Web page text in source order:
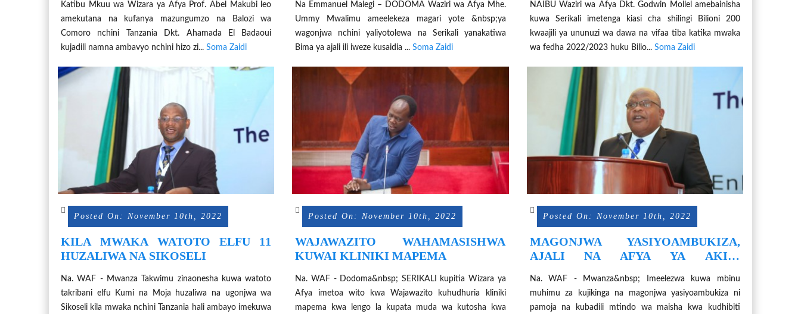
Katibu Mkuu wa Wizara ya Afya Prof. Abel Makubi leo
amekutana na kufanya mazungumzo na Balozi wa
Comoro nchini Tanzania Dkt. Ahamada El Badaoui
kujadili namna ambavyo nchini hizo zi... Soma Zaidi
AJALI
Na Emmanuel Malegi – DODOMA Waziri wa Afya Mhe.
Ummy Mwalimu ameelekeza magari yote &nbsp;ya
wagonjwa nchini yaliyotolewa na Serikali yanakatiwa
Bima ya ajali ili iweze kusaidia ...Soma Zaidi
NAIBU Waziri wa Afya Dkt. Godwin Mollel amebainisha
kuwa Serikali imetenga kiasi cha shilingi Bilioni 200
kwaajili ya ununuzi wa dawa na vifaa tiba katika mwaka
wa fedha 2022/2023 huku Bilio... Soma Zaidi
Posted On: November 10th, 2022
KILA MWAKA WATOTO ELFU 11
HUZALIWA NA SIKOSELI
Na. WAF - Mwanza Takwimu zinaonesha kuwa watoto
takribani elfu Kumi na Moja huzaliwa na ugonjwa wa
Sikoseli kila mwaka nchini Tanzania hali ambayo imekuwa
Posted On: November 10th, 2022
WAJAWAZITO WAHAMASISHWA
KUWAI KLINIKI MAPEMA
Na. WAF - Dodoma&nbsp; SERIKALI kupitia Wizara ya
Afya imetoa wito kwa Wajawazito kuhudhuria kliniki
mapema kwa lengo la kupata muda wa kutosha kwa
Posted On: November 10th, 2022
MAGONJWA YASIYOAMBUKIZA,
AJALI NA AFYA YA AKILI
Na. WAF - Mwanza&nbsp; Imeelezwa kuwa mbinu
muhimu za kujikinga na magonjwa yasiyoambukiza ni
pamoja na kubadili mtindo wa maisha kwa kudhibiti